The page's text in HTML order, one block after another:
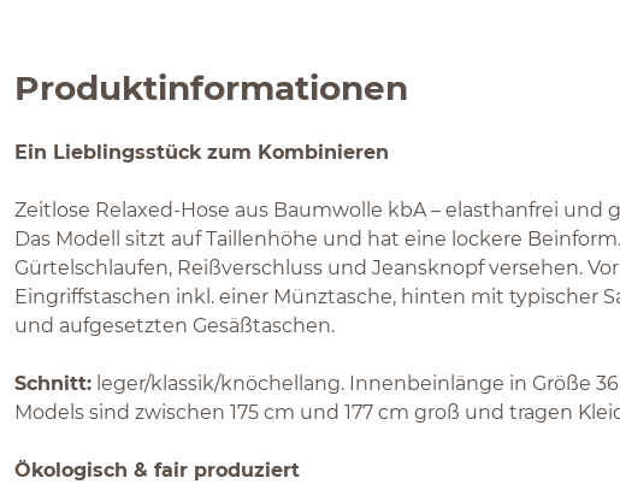
Produktinformationen
Ein Lieblingsstück zum Kombinieren
Zeitlose Relaxed-Hose aus Baumwolle kbA – elasthanfrei und
Das Modell sitzt auf Taillenhöhe und hat eine lockere
Gürtelschlaufen, Reißverschluss und Jeansknopf versehen.
Eingriffstaschen inkl. einer Münztasche, hinten mit typischer
und aufgesetzten Gesäßtaschen.
Schnitt: leger/klassik/knöchellang. Innenbeinlänge in Größe 36
Models sind zwischen 175 cm und 177 cm groß und tragen
Ökologisch & fair produziert